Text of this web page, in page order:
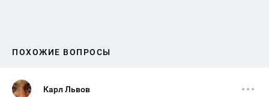
ПОХОЖИЕ ВОПРОСЫ
Карл Львов